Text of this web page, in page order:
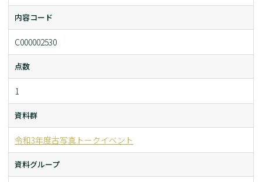
内容コード
C000002530
点数
1
資料群
令和3年度古写真トークイベント
資料グループ